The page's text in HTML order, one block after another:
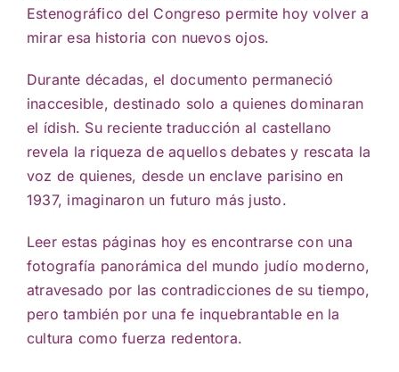
Estenográfico del Congreso permite hoy volver a
mirar esa historia con nuevos ojos.
Durante décadas, el documento permaneció
inaccesible, destinado solo a quienes dominaran
el ídish. Su reciente traducción al castellano
revela la riqueza de aquellos debates y rescata la
voz de quienes, desde un enclave parisino en
1937, imaginaron un futuro más justo.
Leer estas páginas hoy es encontrarse con una
fotografía panorámica del mundo judío moderno,
atravesado por las contradicciones de su tiempo,
pero también por una fe inquebrantable en la
cultura como fuerza redentora.